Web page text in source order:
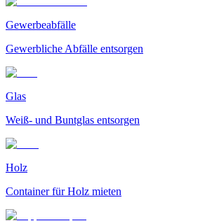
Gewerbeabfälle
Gewerbliche Abfälle entsorgen
Glas
Weiß- und Buntglas entsorgen
Holz
Container für Holz mieten